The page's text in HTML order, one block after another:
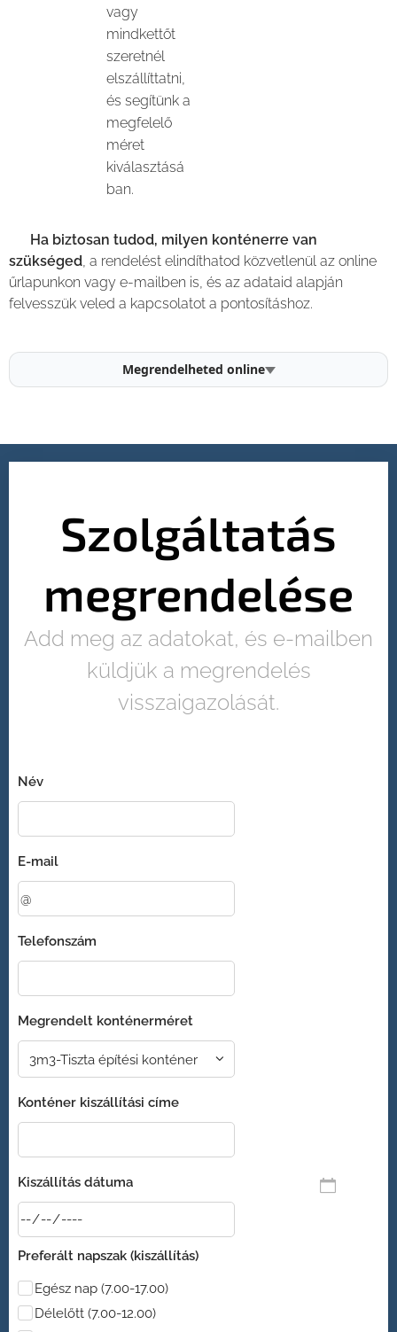
vagy
mindkettőt
szeretnél
elszállíttatni,
és segítünk a
megfelelő
méret
kiválasztásá
ban.
Ha biztosan tudod, milyen konténerre van
szükséged, a rendelést elindíthatod közvetlenül az online
űrlapunkon vagy e-mailben is, és az adataid alapján
felvesszük veled a kapcsolatot a pontosításhoz.
Megrendelheted online
Szolgáltatás
megrendelése
Add meg az adatokat, és e-mailben
küldjük a megrendelés
visszaigazolását.
Név
E-mail
Telefonszám
Megrendelt konténerméret
Konténer kiszállítási címe
Kiszállítás dátuma
Preferált napszak (kiszállítás)
Egész nap (7.00-17.00)
Délelőtt (7.00-12.00)